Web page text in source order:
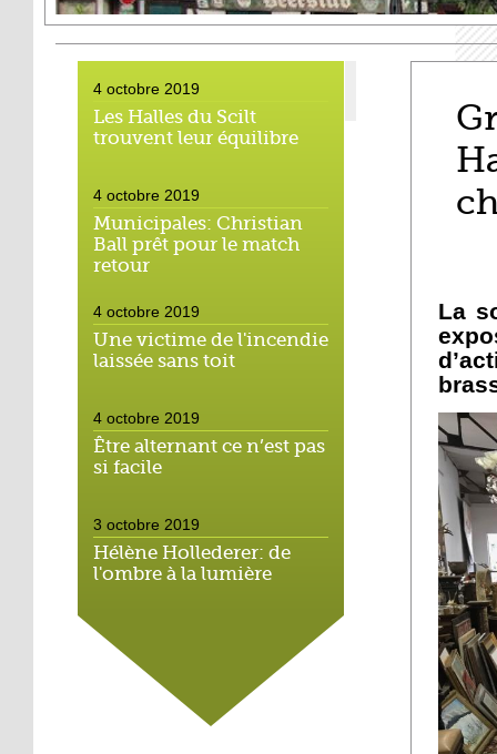
4 octobre 2019
Les Halles du Scilt
trouvent leur équilibre
4 octobre 2019
Municipales: Christian
Ball prêt pour le match
retour
4 octobre 2019
Une victime de l'incendie
laissée sans toit
4 octobre 2019
Être alternant ce n’est pas
si facile
3 octobre 2019
Hélène Hollederer: de
l'ombre à la lumière
3 octobre 2019
Dernières répétitions
pour Tartine Reverdy
La